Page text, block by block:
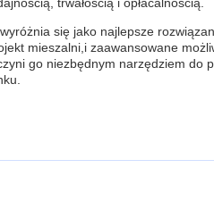
trwałością i opłacalnością.
się jako najlepsze
mieszalni,i zaawansowane
go niezbędnym narzędziem do